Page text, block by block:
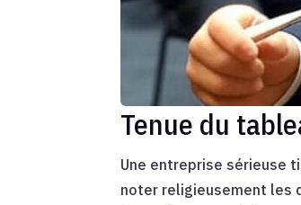
Tenue du
Une entreprise sérieuse
noter religieusement les